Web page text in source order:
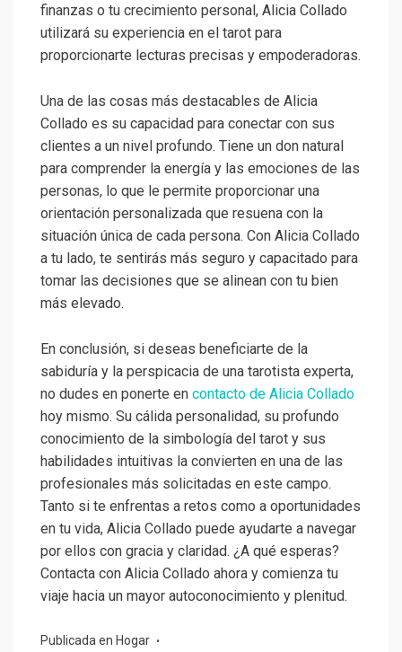
finanzas o tu crecimiento personal, Alicia Collado
utilizará su experiencia en el tarot para
proporcionarte lecturas precisas y empoderadoras.
Una de las cosas más destacables de Alicia
Collado es su capacidad para conectar con sus
clientes a un nivel profundo. Tiene un don natural
para comprender la energía y las emociones de las
personas, lo que le permite proporcionar una
orientación personalizada que resuena con la
situación única de cada persona. Con Alicia Collado
a tu lado, te sentirás más seguro y capacitado para
tomar las decisiones que se alinean con tu bien
más elevado.
En conclusión, si deseas beneficiarte de la
sabiduría y la perspicacia de una tarotista experta,
no dudes en ponerte en contacto de Alicia Collado
hoy mismo. Su cálida personalidad, su profundo
conocimiento de la simbología del tarot y sus
habilidades intuitivas la convierten en una de las
profesionales más solicitadas en este campo.
Tanto si te enfrentas a retos como a oportunidades
en tu vida, Alicia Collado puede ayudarte a navegar
por ellos con gracia y claridad. ¿A qué esperas?
Contacta con Alicia Collado ahora y comienza tu
viaje hacia un mayor autoconocimiento y plenitud.
Publicada en Hogar